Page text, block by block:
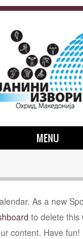
MENU
As a new
to delete this
content. Have fun!